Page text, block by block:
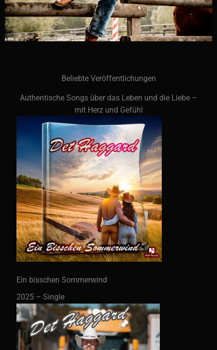
Beliebte Veröffentlichungen
Authentische Songs über das Leben und die Liebe –
mit Herz und Gefühl
Ein bisschen Sommerwind
2025 – Single